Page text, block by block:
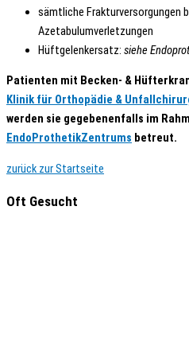
sämtliche Frakturversorgungen
Azetabulumverletzungen
Hüftgelenkersatz: siehe
Patienten mit Becken- &
Klinik für Orthopädie &
werden sie gegebenenfalls im
EndoProthetikZentrums betreut.
zurück zur Startseite
Oft Gesucht